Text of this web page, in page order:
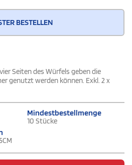
BESTELLEN
Seiten des Würfels geben die
genutzt werden können. Exkl. 2 x
Mindestbestellmenge
10 Stücke